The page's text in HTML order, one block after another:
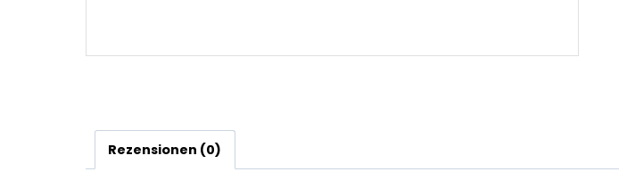
Rezensionen (0)